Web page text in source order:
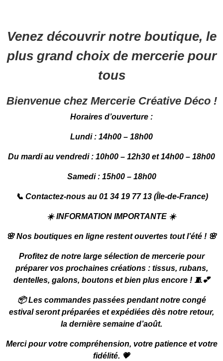
Venez découvrir notre boutique, le
plus grand choix de mercerie pour
tous
Bienvenue chez Mercerie Créative Déco !
Horaires d’ouverture :
Lundi : 14h00 – 18h00
Du mardi au vendredi : 10h00 – 12h30 et 14h00 – 18h00
Samedi : 15h00 – 18h00
📞 Contactez-nous au 01 34 19 77 13 (Île-de-France)
☀️INFORMATION IMPORTANTE ☀️
🌸Nos boutiques en ligne restent ouvertes tout l’été ! 🌸
Profitez de notre large sélection de mercerie pour
préparer vos prochaines créations : tissus, rubans,
dentelles, galons, boutons et bien plus encore ! 🧵💕
📦Les commandes passées pendant notre congé
estival seront préparées et expédiées dès notre retour,
la dernière semaine d’août.
Merci pour votre compréhension, votre patience et votre
fidélité. 💗